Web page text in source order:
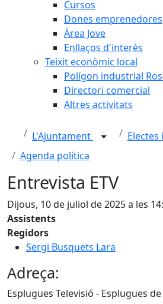
Cursos
Dones emprenedores
Àrea Jove
Enllaços d'interès
Teixit econòmic local
Polígon industrial
Directori comercial
Altres activitats
L'Ajuntament
Agenda política
Entrevista ETV
Dijous, 10 de juliol de 2025 a les
Assistents
Regidors
Sergi Busquets Lara
Adreça:
Esplugues Televisió - Esplugues